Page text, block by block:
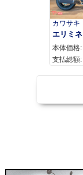
カワサキ
本体価格:
支払総額: